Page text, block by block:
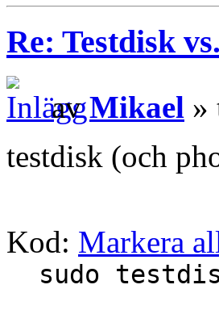
Re: Testdisk
avMikael »
testdisk (och
Kod: Markera
sudo